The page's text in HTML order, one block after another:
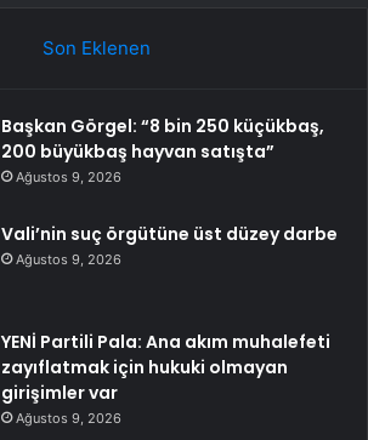
Son Eklenen
Başkan Görgel: “8 bin 250 küçükbaş,
200 büyükbaş hayvan satışta”
Ağustos 9, 2026
Vali’nin suç örgütüne üst düzey darbe
Ağustos 9, 2026
YENİ Partili Pala: Ana akım muhalefeti
zayıflatmak için hukuki olmayan
girişimler var
Ağustos 9, 2026